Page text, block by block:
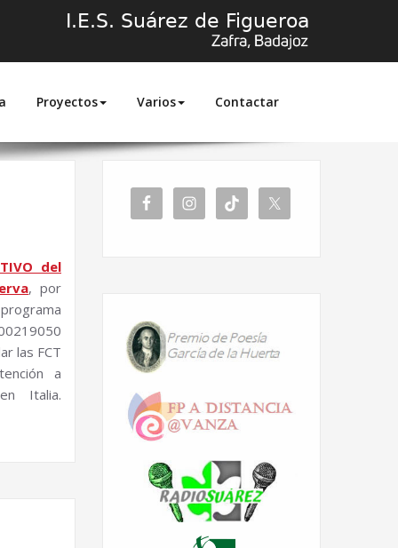
Proyectos Varios Contactar
del
, por
las FCT
a
Italia.